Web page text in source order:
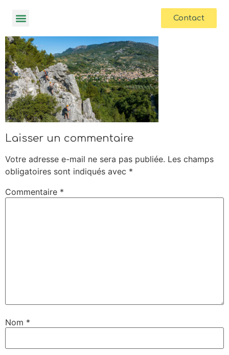
principal
Contact
Laisser un commentaire
Votre adresse e-mail ne sera pas publiée. Les champs
obligatoires sont indiqués avec *
Commentaire *
Nom *